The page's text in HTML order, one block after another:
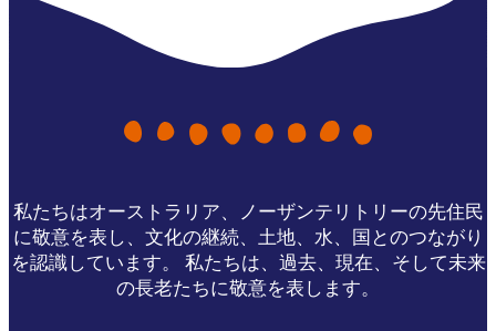
私たちはオーストラリア、ノーザンテリトリーの先住民
に敬意を表し、文化の継続、土地、水、国とのつながり
を認識しています。 私たちは、過去、現在、そして未来
の長老たちに敬意を表します。